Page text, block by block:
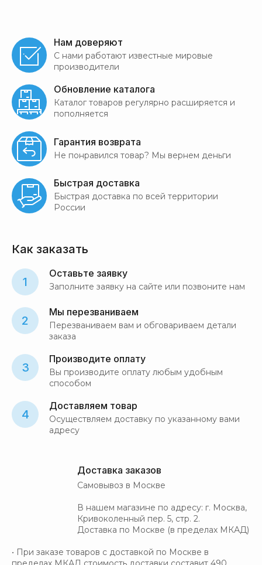
Нам доверяют
С нами работают известные мировые
производители
Обновление каталога
Каталог товаров регулярно расширяется и
пополняется
Гарантия возврата
Не понравился товар? Мы вернем деньги
Быстрая доставка
Быстрая доставка по всей территории
России
Как заказать
1
Оставьте заявку
Заполните заявку на сайте или позвоните нам
2
Мы перезваниваем
Перезваниваем вам и обговариваем детали
заказа
3
Производите оплату
Вы производите оплату любым удобным
способом
4
Доставляем товар
Осуществляем доставку по указанному вами
адресу
Доставка заказов
Самовывоз в Москве
В нашем магазине по адресу: г. Москва,
Кривоколенный пер. 5, стр. 2.
Доставка по Москве (в пределах МКАД)
• При заказе товаров с доставкой по Москве в